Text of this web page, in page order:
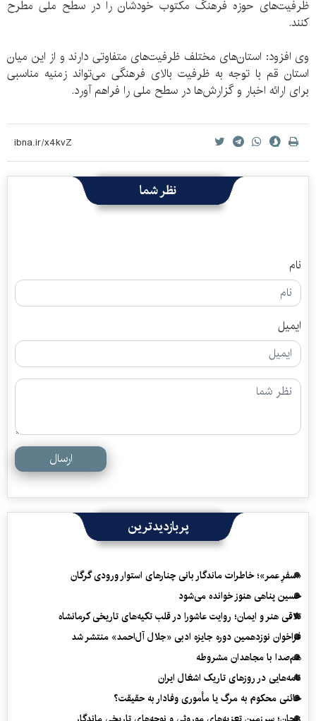
ظرفیت‌های حوزه فرهنگ مکتوب خودشان را در سطح ملی مطرح
کنند.
وی افزود: استان‌های مختلف ظرفیت‌های متفاوتی دارند و از این میان
استان قم با توجه به ظرفیت بالای فرهنگی می‌تواند زمنیه مناسبی
برای ارائه اخبار و گزارش‌ها در سطح ملی را فراهم آورد.
نظر شما
نام
ایمیل
ارسال
پربازدیدترین
«سفرِ عمر»؛ خاطرات ماندگار بانی چنارهای استوار ورودی گرگان
حسین پناهی هنوز خوانده می‌شود
تلاقی هنر و ایمان؛ روایت عاشورا در قلب تکیه‌های تاریخی کرمانشاه
فراخوان نوزدهمین دوره جایزه ادبی «جلال آل‌احمد» منتشر شد
هم‌صدا با مجاهدان مشروطه
نامه‌هایی در روزهای تاریک اشغال ایران
خائنی محکوم به مرگ یا مأموری وفادار به حقیقت؟